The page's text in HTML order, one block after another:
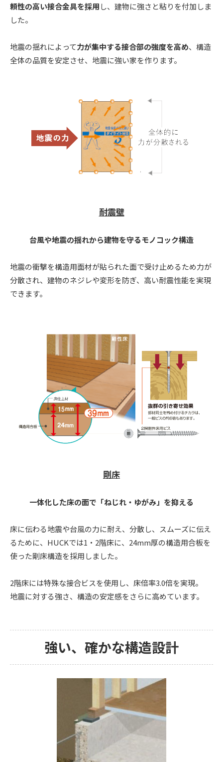
頼性の高い接合金具を採用し、建物に強さと粘りを付加しま
した。
地震の揺れによって力が集中する接合部の強度を高め、構造
全体の品質を安定させ、地震に強い家を作ります。
耐震壁
台風や地震の揺れから建物を守るモノコック構造
地震の衝撃を構造用面材が貼られた面で受け止めるため力が
分散され、建物のネジレや変形を防ぎ、高い耐震性能を実現
できます。
剛床
一体化した床の面で「ねじれ・ゆがみ」を抑える
床に伝わる地震や台風の力に耐え、分散し、スムーズに伝え
るために、HUCKでは1・2階床に、24mm厚の構造用合板を
使った剛床構造を採用しました。
2階床には特殊な接合ビスを使用し、床倍率3.0倍を実現。
地震に対する強さ、構造の安定感をさらに高めています。
強い、確かな構造設計